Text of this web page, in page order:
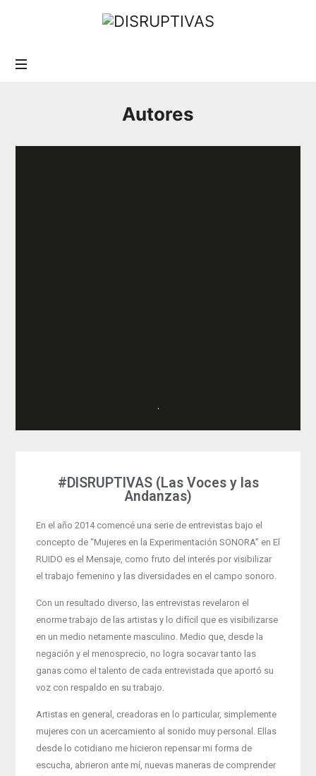
Autores
#DISRUPTIVAS (Las Voces y las
Andanzas)
En el año 2014 comencé una serie de entrevistas bajo el
concepto de “Mujeres en la Experimentación SONORA” en El
RUIDO es el Mensaje, como fruto del interés por visibilizar
el trabajo femenino y las diversidades en el campo sonoro.
Con un resultado diverso, las entrevistas revelaron el
enorme trabajo de las artistas y lo difícil que es visibilizarse
en un medio netamente masculino. Medio que, desde la
negación y el menosprecio, no logra socavar tanto las
ganas como el talento de cada entrevistada que aportó su
voz con respaldo en su trabajo.
Artistas en general, creadoras en lo particular, simplemente
mujeres con un acercamiento al sonido muy personal. Ellas
desde lo cotidiano me hicieron repensar mi forma de
escucha, abrieron ante mí, nuevas maneras de comprender